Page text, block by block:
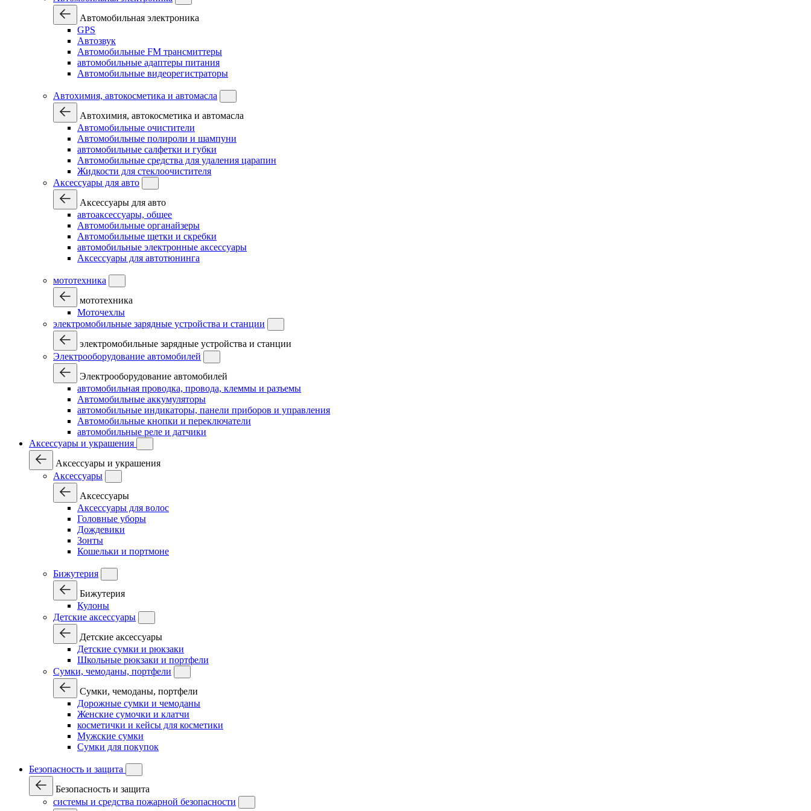
Автомобильная электроника
GPS
Автозвук
Автомобильные FM трансмиттеры
автомобильные адаптеры питания
Автомобильные видеорегистраторы
Автохимия, автокосметика и автомасла
Автохимия, автокосметика и автомасла
Автомобильные очистители
Автомобильные полироли и шампуни
автомобильные салфетки и губки
Автомобильные средства для удаления царапин
Жидкости для стеклоочистителя
Аксессуары для авто
Аксессуары для авто
автоаксессуары, общее
Автомобильные органайзеры
Автомобильные щетки и скребки
автомобильные электронные аксессуары
Аксессуары для автотюнинга
мототехника
мототехника
Моточехлы
электромобильные зарядные устройства и станции
электромобильные зарядные устройства и станции
Электрооборудование автомобилей
Электрооборудование автомобилей
автомобильная проводка, провода, клеммы и разъемы
Автомобильные аккумуляторы
автомобильные индикаторы, панели приборов и управления
Автомобильные кнопки и переключатели
автомобильные реле и датчики
Аксессуары и украшения
Аксессуары и украшения
Аксессуары
Аксессуары
Аксессуары для волос
Головные уборы
Дождевики
Зонты
Кошельки и портмоне
Бижутерия
Бижутерия
Кулоны
Детские аксессуары
Детские аксессуары
Детские сумки и рюкзаки
Школьные рюкзаки и портфели
Сумки, чемоданы, портфели
Сумки, чемоданы, портфели
Дорожные сумки и чемоданы
Женские сумочки и клатчи
косметички и кейсы для косметики
Мужские сумки
Сумки для покупок
Безопасность и защита
Безопасность и защита
системы и средства пожарной безопасности